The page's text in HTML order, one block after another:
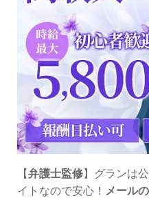
【弁護士監修】グランは
イトなので安心！ メール